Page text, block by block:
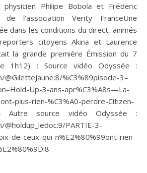
physicien Philipe Bobola et Fréderic
l’association Verity FranceUne
dans les conditions du direct, animés
citoyens Akina et Laurence
la grande première Émission du 7
1h12) : Source vidéo Odyssée :
%C3%89pisode-3–
Up-3-ans-apr%C3%A8s—La-
plus-rien-%C3%A0-perdre-Citizen-
:4 Autre source vidéo Odyssée :
PARTIE-3-
de-ceux-qui-n%E2%80%99ont-rien-